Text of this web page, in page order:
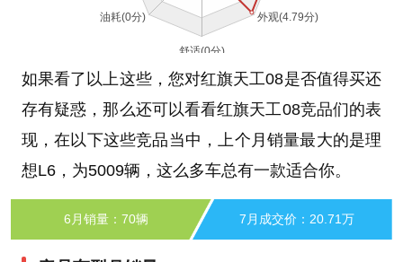
如果看了以上这些，您对红旗天工08是否值得买还
存有疑惑，那么还可以看看红旗天工08竞品们的表
现，在以下这些竞品当中，上个月销量最大的是理
想L6，为5009辆，这么多车总有一款适合你。
6月销量：70辆 7月成交价：20.71万